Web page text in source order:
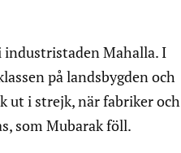
industristaden Mahalla. I
på landsbygden och
ut i strejk, när fabriker och
som Mubarak föll.